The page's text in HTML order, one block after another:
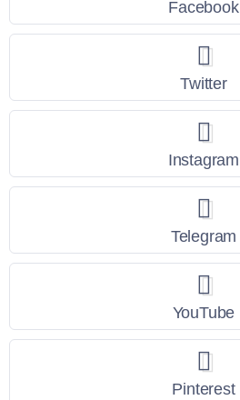
Facebook
Twitter
Instagram
Telegram
YouTube
Pinterest